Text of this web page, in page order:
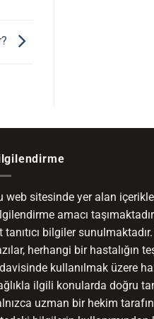
web sitesinde yer alan
amacı
tanıtıcı bilgiler
herhangi bir hastalığın
kullanılmak üzere
ilgili konularda doğru
uzman bir hekim